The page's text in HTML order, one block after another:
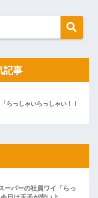
記事
らっしゃいらっしゃい！！
ーパーの社員ワイ「らっ